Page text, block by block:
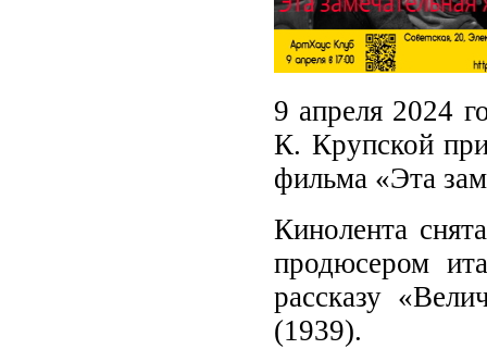
9 апреля 2024
К. Крупской
фильма «Эта
Кинолента
продюсером
рассказу
(1939).